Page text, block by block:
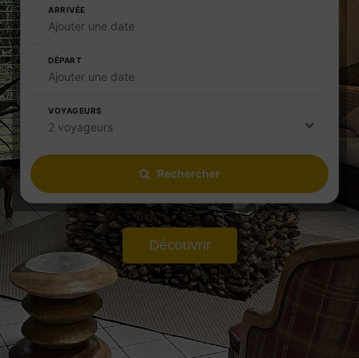
ARRIVÉE
Ajouter une date
DÉPART
Ajouter une date
VOYAGEURS
2 voyageurs
Rechercher
Découvrir